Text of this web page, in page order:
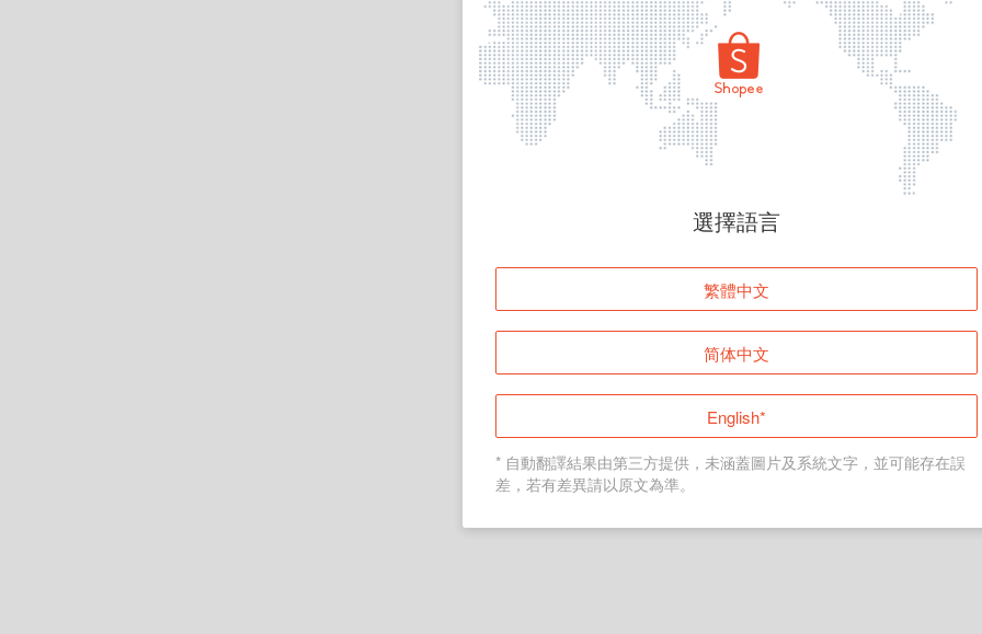
頁面無法顯示
登入
返回首頁
選擇語言
繁體中文
简体中文
English*
* 自動翻譯結果由第三方提供，未涵蓋圖片及系統文字，並可能存在誤
差，若有差異請以原文為準。